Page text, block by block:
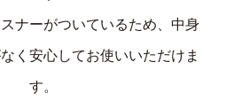
ナーがついているため、中身
く安心してお使いいただけま
す。